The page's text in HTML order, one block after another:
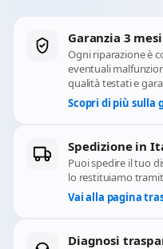
Garanzia 3 mesi
Ogni riparazione è
eventuali
qualità testati e
Scopri di più sulla
Spedizione in
Puoi spedire il tuo
lo restituiamo
Vai alla pagina
Diagnosi